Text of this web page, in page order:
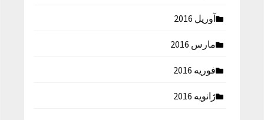
آوریل 2016
مارس 2016
فوریه 2016
ژانویه 2016